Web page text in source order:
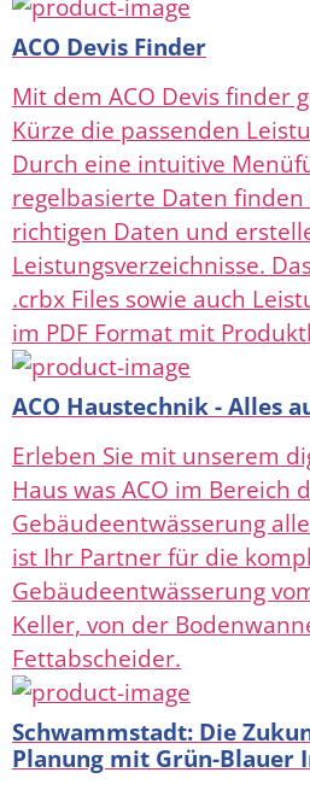
ACO Devis Finder
Mit dem ACO Devis finder
Kürze die passenden
Durch eine intuitive
regelbasierte Daten finden
richtigen Daten und
Leistungsverzeichnisse.
.crbx Files sowie auch
im PDF Format mit
ACO Haustechnik - Alles
Erleben Sie mit unserem
Haus was ACO im Bereich
Gebäudeentwässerung
ist Ihr Partner für die
Gebäudeentwässerung
Keller, von der
Fettabscheider.
Schwammstadt: Die
Planung mit Grün-